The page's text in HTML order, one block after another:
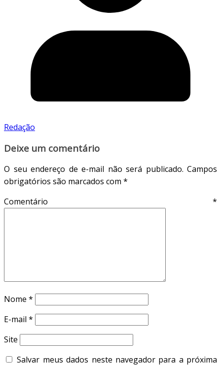
Redação
Deixe um comentário
O seu endereço de e-mail não será publicado. Campos
obrigatórios são marcados com *
Comentário *
Nome *
E-mail *
Site
Salvar meus dados neste navegador para a próxima